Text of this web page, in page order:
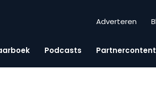
Adverteren
Podcasts Partnercontent